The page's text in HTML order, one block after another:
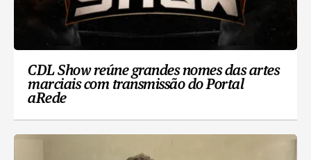
CDL Show reúne grandes nomes das artes
marciais com transmissão do Portal
aRede